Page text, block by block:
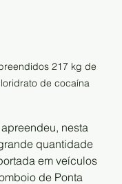
217 kg de
de cocaína
nesta
quantidade
em veículos
de Ponta